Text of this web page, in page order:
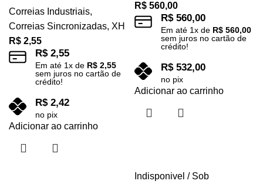
Correias Industriais,
Correias Sincronizadas, XH
R$ 2,55
R$2,55
Em até 1x de R$ 2,55
sem juros no cartão de
crédito!
R$2,42
no pix
Adicionar ao carrinho
R$ 560,00
R$560,00
Em até 1x de R$ 560,00
sem juros no cartão de
crédito!
R$532,00
no pix
Adicionar ao carrinho
Indisponivel / Sob